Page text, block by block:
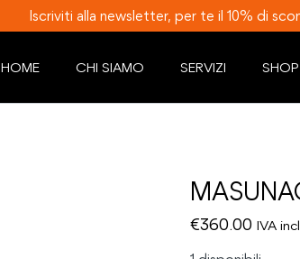
Iscriviti alla newsletter, per te il 10% di
HOME CHI SIAMO SERVIZI SHOP
€360.00 IVA